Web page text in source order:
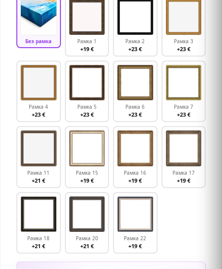
Без рамка Рамка 1
+19 €
Рамка 2
+23 €
Рамка 3
+23 €
Рамка 4
+23 €
Рамка 5
+23 €
Рамка 6
+23 €
Рамка 7
+23 €
Рамка 11
+21 €
Рамка 15
+19 €
Рамка 16
+19 €
Рамка 17
+19 €
Рамка 18
+21 €
Рамка 20
+21 €
Рамка 22
+19 €